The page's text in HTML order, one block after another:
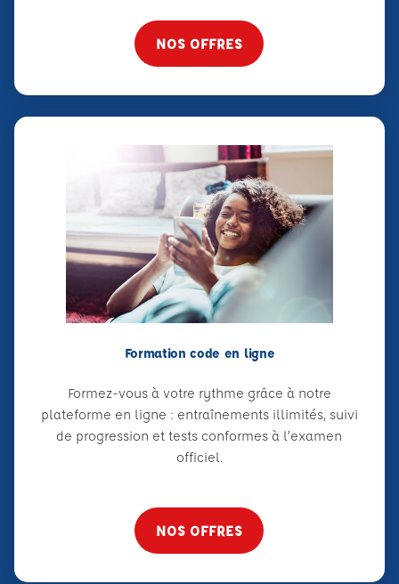
NOS OFFRES
Formation code en ligne
Formez-vous à votre rythme grâce à notre
plateforme en ligne : entraînements illimités, suivi
de progression et tests conformes à l’examen
officiel.
NOS OFFRES